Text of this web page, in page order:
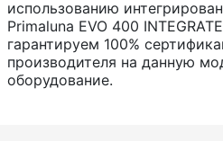
использованию
Primaluna EVO 400
гарантируем 100%
производителя на данную
оборудование.